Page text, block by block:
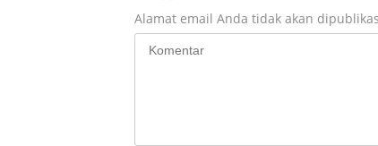
Alamat email Anda tidak akan